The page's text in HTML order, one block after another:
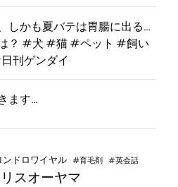
しかも夏バテは胃腸に出る…
？ #犬 #猫 #ペット #飼い
刊ゲンダイ
ます…
ドロワイヤル #育毛剤 #英会話
スオーヤマ